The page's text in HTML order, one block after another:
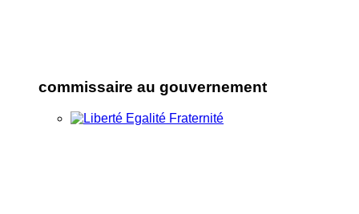
commissaire au gouvernement